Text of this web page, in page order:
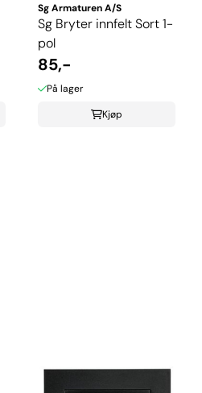
Sg Armaturen A/S
Sg Bryter innfelt Sort 1-
pol
85,-
På lager
Kjøp